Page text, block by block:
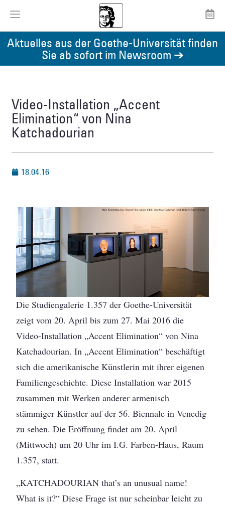
Aktuelles aus der Goethe-Universität finden
Sie ab sofort im Newsroom ➔
Video-Installation „Accent
Elimination“ von Nina
Katchadourian
18.04.16
Die Studiengalerie 1.357 der Goethe-Universität
zeigt vom 20. April bis zum 27. Mai 2016 die
Video-Installation „Accent Elimination“ von Nina
Katchadourian. In „Accent Elimination“ beschäftigt
sich die amerikanische Künstlerin mit ihrer eigenen
Familiengeschichte. Diese Installation war 2015
zusammen mit Werken anderer armenisch
stämmiger Künstler auf der 56. Biennale in Venedig
zu sehen. Die Eröffnung findet am 20. April
(Mittwoch) um 20 Uhr im I.G. Farben-Haus, Raum
1.357, statt.
„KATCHADOURIAN that’s an unusual name!
What is it?“ Diese Frage ist nur scheinbar leicht zu